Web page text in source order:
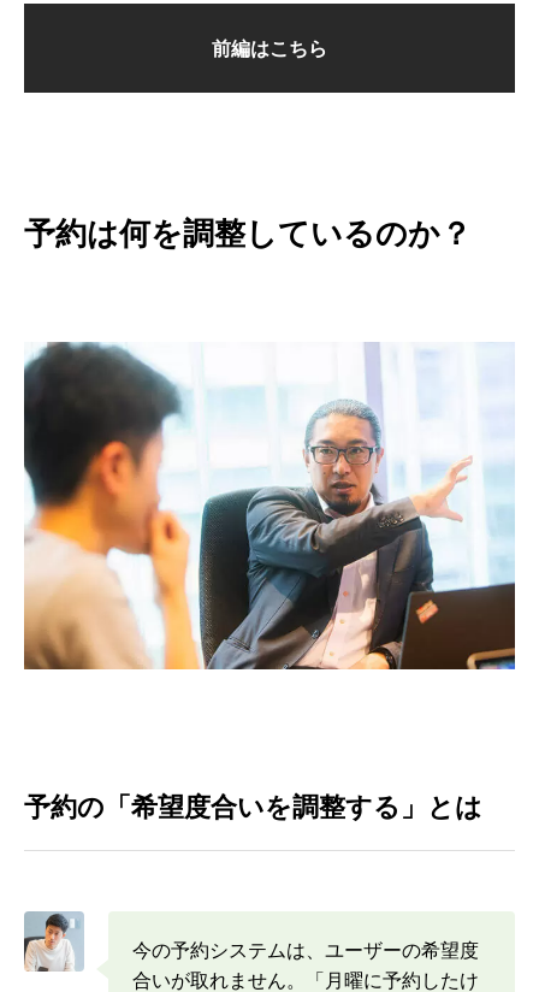
前編はこちら
予約は何を調整しているのか？
予約の「希望度合いを調整する」とは
今の予約システムは、ユーザーの希望度
合いが取れません。「月曜に予約したけ